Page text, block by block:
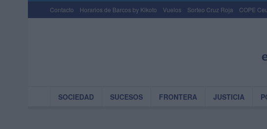
Contacto Horarios de Barcos by Kikoto Vuelos Sorteo Cruz Roja COPE
SOCIEDAD SUCESOS FRONTERA JUSTICIA